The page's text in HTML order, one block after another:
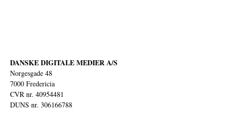
DANSKE DIGITALE MEDIER A/S
Norgesgade 48
7000 Fredericia
CVR nr. 40954481
DUNS nr. 306166788